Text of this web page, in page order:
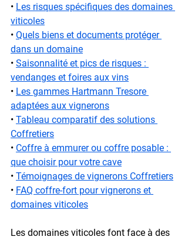
• Les risques spécifiques des domaines
viticoles
• Quels biens et documents protéger
dans un domaine
• Saisonnalité et pics de risques :
vendanges et foires aux vins
• Les gammes Hartmann Tresore
adaptées aux vignerons
• Tableau comparatif des solutions
Coffretiers
• Coffre à emmurer ou coffre posable :
que choisir pour votre cave
• Témoignages de vignerons Coffretiers
• FAQ coffre-fort pour vignerons et
domaines viticoles
Les domaines viticoles font face à des